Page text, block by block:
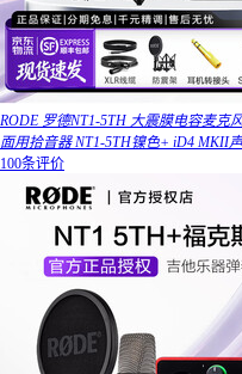
RODE 罗德NT1-5TH 大震膜电容麦克
面用拾音器 NT1-5TH镍色+ iD4 MKII
100条评价